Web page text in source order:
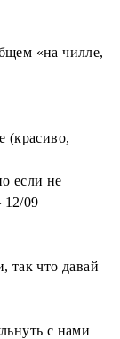
«на чилле,
(красиво,
если не
12/09
так что давай
с нами